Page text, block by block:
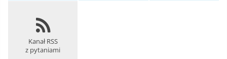
Kanał RSS
z pytaniami